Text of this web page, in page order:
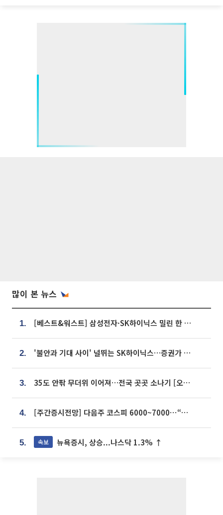
많이 본 뉴스
1. [베스트&워스트] 삼성전자·SK하이닉스 밀린 한 주…상상인증권은 85% 급등
2. '불안과 기대 사이' 널뛰는 SK하이닉스…증권가 "HBM4·LTA 기반 펀터멘털 견고"
3. 35도 안팎 무더위 이어져…전국 곳곳 소나기 [오늘 날씨]
4. [주간증시전망] 다음주 코스피 6000~7000⋯“外人 수급은 정책이 변수”
5. 속보 뉴욕증시, 상승...나스닥 1.3% ↑